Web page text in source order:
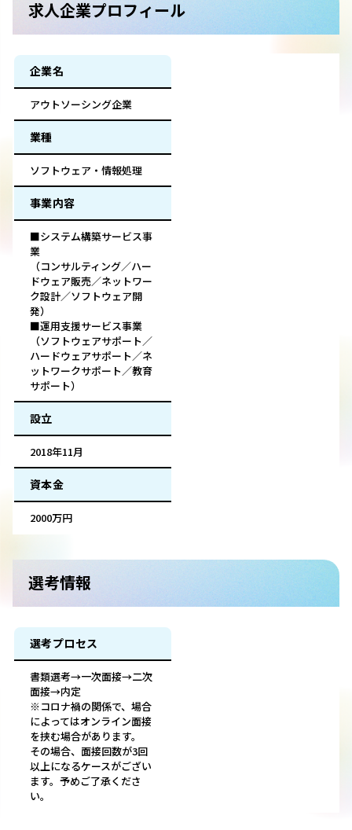
求人企業プロフィール
企業名
アウトソーシング企業
業種
ソフトウェア・情報処理
事業内容
■システム構築サービス事
業
（コンサルティング／ハー
ドウェア販売／ネットワー
ク設計／ソフトウェア開
発）
■運用支援サービス事業
（ソフトウェアサポート／
ハードウェアサポート／ネ
ットワークサポート／教育
サポート）
設立
2018年11月
資本金
2000万円
選考情報
選考プロセス
書類選考→一次面接→二次
面接→内定
※コロナ禍の関係で、場合
によってはオンライン面接
を挟む場合があります。
その場合、面接回数が3回
以上になるケースがござい
ます。予めご了承くださ
い。